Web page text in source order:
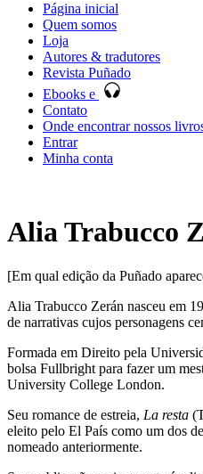
Página inicial
Quem somos
Loja
Autores & tradutores
Revista Puñado
Ebooks e
Contato
Onde encontrar nossos
Entrar
Minha conta
Alia Trabucco
[Em qual edição da Puñado
Alia Trabucco Zerán nasceu em
de narrativas cujos personagens
Formada em Direito pela
bolsa Fullbright para fazer um
University College London.
Seu romance de estreia, La resta
eleito pelo El País como um dos
nomeado anteriormente.